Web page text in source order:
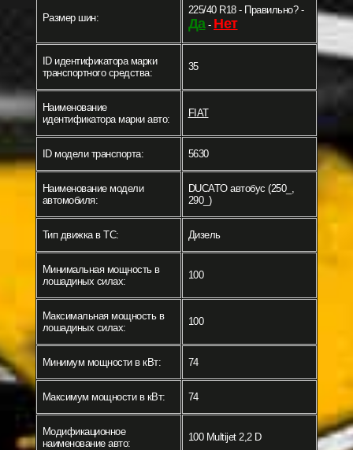
Размер шин:
225/40 R18 - Правильно? -
Да- Нет
ID идентификатора марки
транспортного средства:
35
Наименование
идентификатора марки авто:
FIAT
ID модели транспорта: 5630
Наименование модели
автомобиля:
DUCATO автобус (250_,
290_)
Тип движка в ТС: Дизель
Минимальная мощность в
лошадиных силах:
100
Максимальная мощность в
лошадиных силах:
100
Минимум мощности в кВт: 74
Максимум мощности в кВт: 74
Модификационное
наименование авто:
100 Multijet 2,2 D